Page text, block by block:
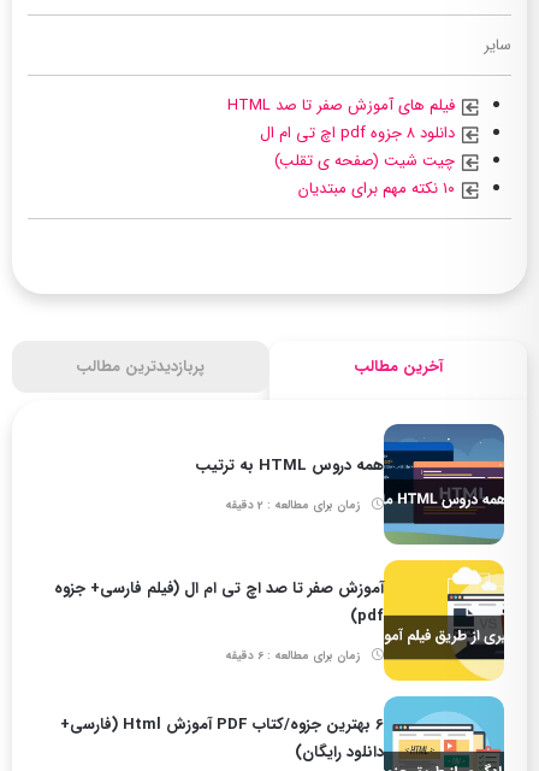
سایر
فیلم های آموزش صفر تا صد HTML
دانلود ۸ جزوه pdf اچ تی ام ال
چیت شیت (صفحه ی تقلب)
آخرین مطالب پربازدیدترین مطالب
همه دروس HTML به ترتیب
زمان برای مطالعه : 2 دقیقه
آموزش صفر تا صد اچ تی ام ال (فیلم فارسی+ جزوه
pdf)
زمان برای مطالعه : 6 دقیقه
6 بهترین جزوه/کتاب PDF آموزش Html (فارسی+
دانلود رایگان)